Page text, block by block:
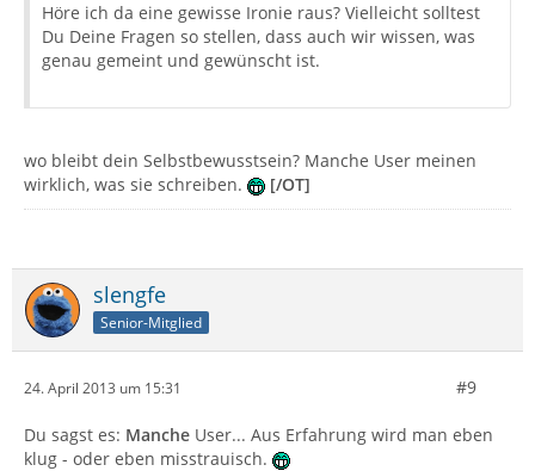
Höre ich da eine gewisse Ironie raus? Vielleicht solltest
Du Deine Fragen so stellen, dass auch wir wissen, was
genau gemeint und gewünscht ist.
wo bleibt dein Selbstbewusstsein? Manche User meinen
wirklich, was sie schreiben.
[/OT]
slengfe
Senior-Mitglied
24. April 2013 um 15:31 #9
Du sagst es: Manche User... Aus Erfahrung wird man eben
klug - oder eben misstrauisch.